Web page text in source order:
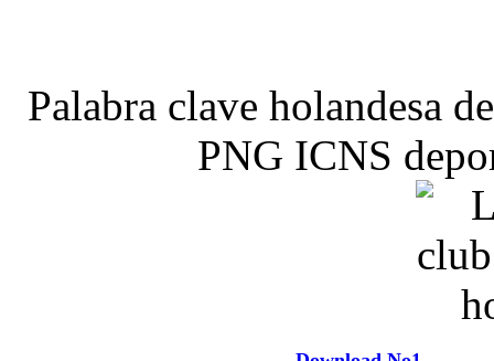
Palabra clave holandesa
PNG ICNS